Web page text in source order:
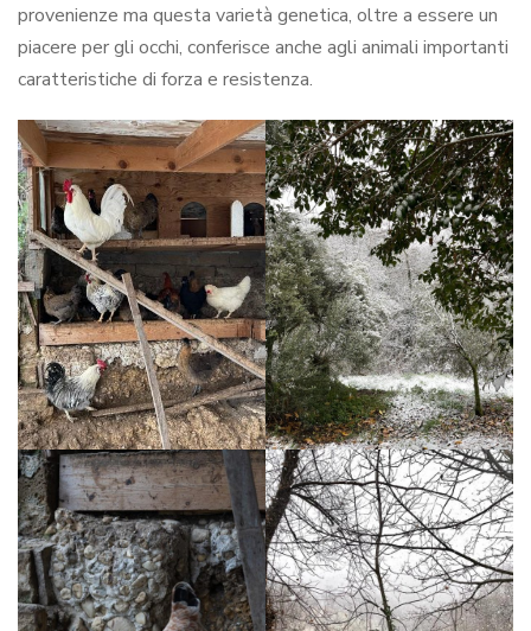
provenienze ma questa varietà genetica, oltre a essere un
piacere per gli occhi, conferisce anche agli animali importanti
caratteristiche di forza e resistenza.